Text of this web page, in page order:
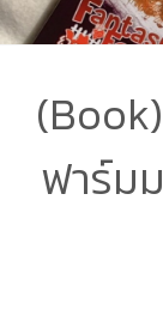
ฟาร์ม